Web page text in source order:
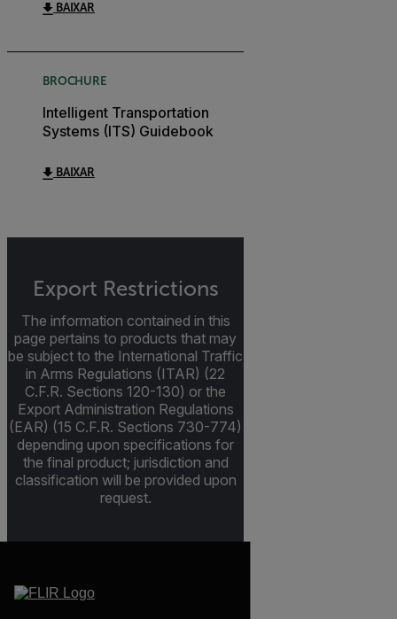
BAIXAR
BROCHURE
Intelligent Transportation
Systems (ITS) Guidebook
BAIXAR
Export Restrictions
The information contained in this
page pertains to products that may
be subject to the International Traffic
in Arms Regulations (ITAR) (22
C.F.R. Sections 120-130) or the
Export Administration Regulations
(EAR) (15 C.F.R. Sections 730-774)
depending upon specifications for
the final product; jurisdiction and
classification will be provided upon
request.